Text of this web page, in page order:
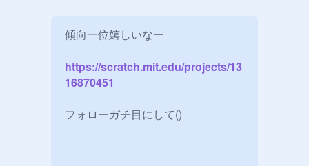
https://scratch.mit.edu/projects/13
16870451
フォローガチ目にして()